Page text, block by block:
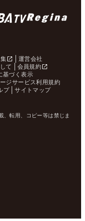
運営会社
て
会員規約
基づく表示
ジサービス利用規約
プ サイトマップ
、転用、コピー等は禁じま